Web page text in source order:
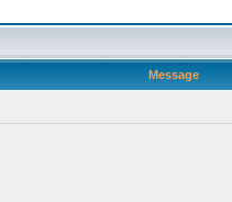
Message